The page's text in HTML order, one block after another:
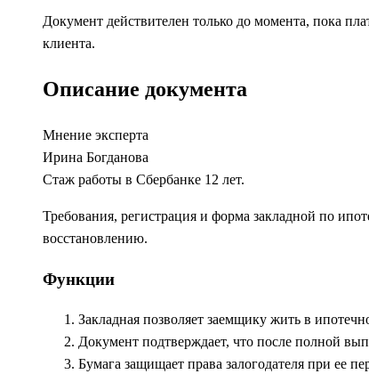
Документ действителен только до момента, пока
клиента.
Описание документа
Мнение эксперта
Ирина Богданова
Стаж работы в Сбербанке 12 лет.
Требования, регистрация и форма закладной по
восстановлению.
Функции
Закладная позволяет заемщику жить в
Документ подтверждает, что после полной
Бумага защищает права залогодателя при ее